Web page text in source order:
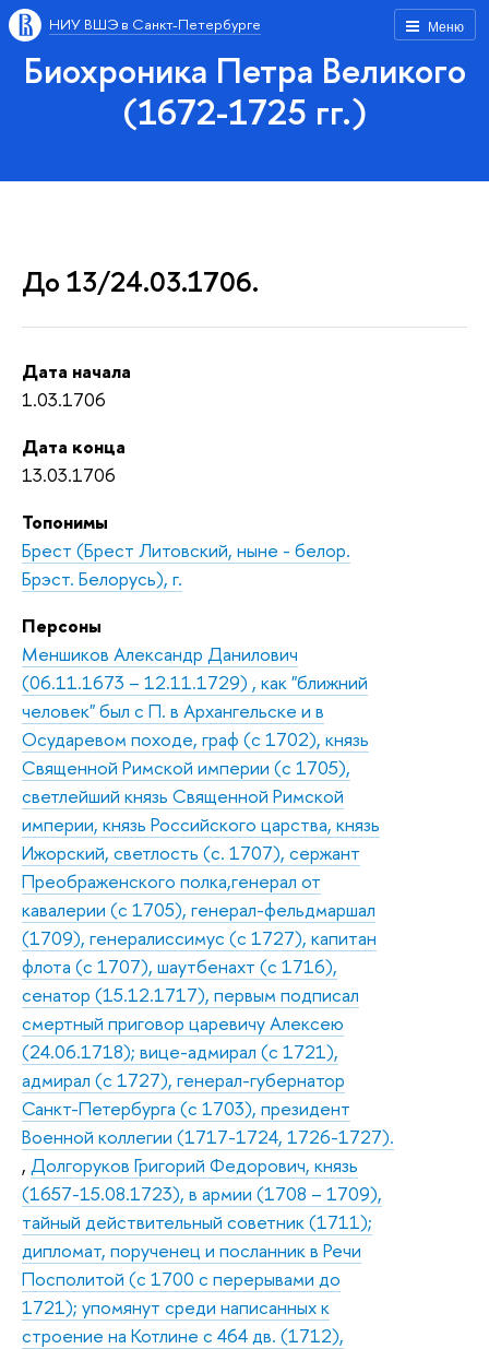
Меню
НИУ ВШЭ в Санкт-Петербурге
Биохроника Петра Великого
(1672-1725 гг.)
До 13/24.03.1706.
Дата начала
1.03.1706
Дата конца
13.03.1706
Топонимы
Брест (Брест Литовский, ныне - белор.
Брэст. Белорусь), г.
Персоны
Меншиков Александр Данилович
(06.11.1673 – 12.11.1729) , как "ближний
человек" был с П. в Архангельске и в
Осударевом походе, граф (с 1702), князь
Священной Римской империи (с 1705),
светлейший князь Священной Римской
империи, князь Российского царства, князь
Ижорский, светлость (с. 1707), сержант
Преображенского полка,генерал от
кавалерии (с 1705), генерал-фельдмаршал
(1709), генералиссимус (с 1727), капитан
флота (с 1707), шаутбенахт (с 1716),
сенатор (15.12.1717), первым подписал
смертный приговор царевичу Алексею
(24.06.1718); вице-адмирал (с 1721),
адмирал (с 1727), генерал-губернатор
Санкт-Петербурга (с 1703), президент
Военной коллегии (1717-1724, 1726-1727).
, Долгоруков Григорий Федорович, князь
(1657-15.08.1723), в армии (1708 – 1709),
тайный действительный советник (1711);
дипломат, порученец и посланник в Речи
Посполитой (с 1700 с перерывами до
1721); упомянут среди написанных к
строение на Котлине с 464 дв. (1712),